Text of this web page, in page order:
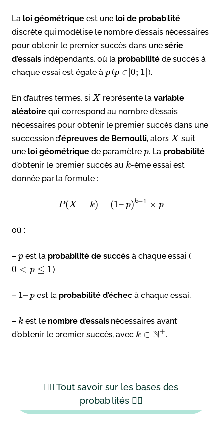
La loi géométrique est une loi de probabilité
discrète qui modélise le nombre d’essais nécessaires
pour obtenir le premier succès dans une série
d’essais indépendants, où la probabilité de succès à
chaque essai est égale à p (p ∈ ]0; 1 ).
En d’autres termes, si Xreprésente la variable
aléatoire qui correspond au nombre d’essais
nécessaires pour obtenir le premier succès dans une
succession d’épreuves de Bernoulli, alors Xsuit
une loi géométrique de paramètre p. La probabilité
d’obtenir le premier succès au k-ème essai est
donnée par la formule :
P(X = k) = (1– p)k−1 × p
où :
– p est la probabilité de succès à chaque essai (
0 < p ≤ 1),
– 1–p est la probabilité d’échec à chaque essai,
– k est le nombre d’essais nécessaires avant
d’obtenir le premier succès, avec k ∈ N+.
👉🏻 Tout savoir sur les bases des
probabilités 👈🏻